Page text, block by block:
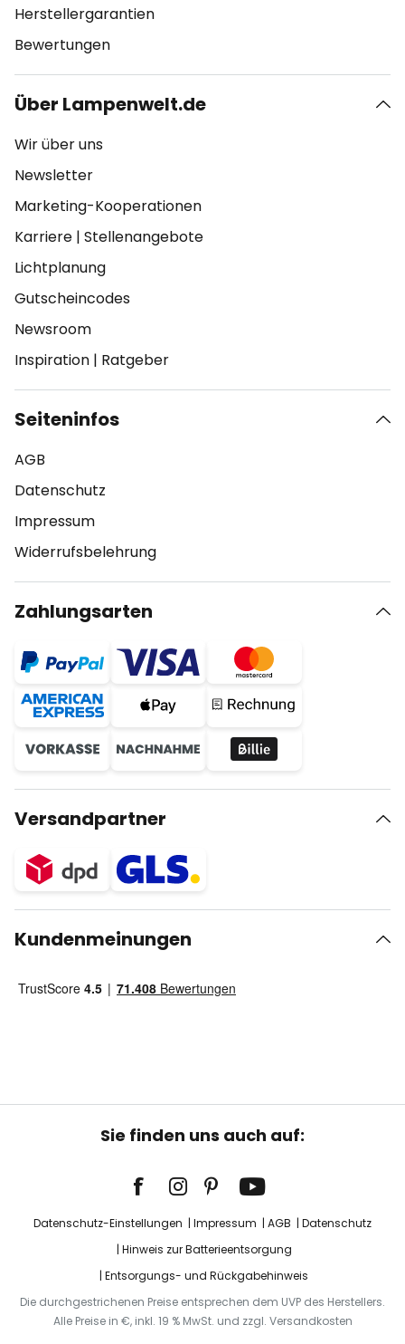
Herstellergarantien
Bewertungen
Über Lampenwelt.de
Wir über uns
Newsletter
Marketing-Kooperationen
Karriere | Stellenangebote
Lichtplanung
Gutscheincodes
Newsroom
Inspiration | Ratgeber
Seiteninfos
AGB
Datenschutz
Impressum
Widerrufsbelehrung
Zahlungsarten
Versandpartner
Kundenmeinungen
Sie finden uns auch auf:
Datenschutz-Einstellungen Impressum AGB
Datenschutz
Hinweis zur Batterieentsorgung
Entsorgungs- und Rückgabehinweis
Die durchgestrichenen Preise entsprechen dem UVP des Herstellers.
Alle Preise in €, inkl. 19 % MwSt. und zzgl. Versandkosten